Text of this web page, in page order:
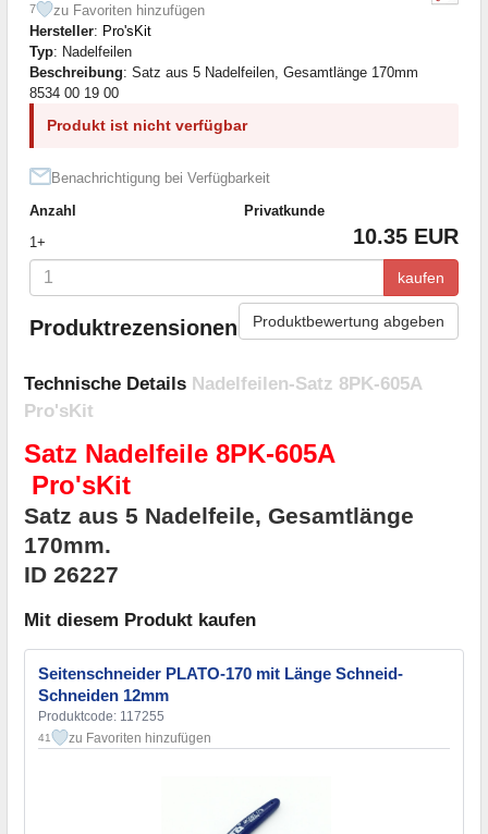
7
zu Favoriten hinzufügen
Hersteller: Pro'sKit
Typ: Nadelfeilen
Beschreibung: Satz aus 5 Nadelfeilen, Gesamtlänge 170mm
8534 00 19 00
Produkt ist nicht verfügbar
Benachrichtigung bei Verfügbarkeit
Anzahl
Privatkunde
1+
10.35 EUR
kaufen
Produktrezensionen Produktbewertung abgeben
Technische Details Nadelfeilen-Satz 8PK-605A
Pro'sKit
Satz Nadelfeile 8PK-605A
Pro'sKit
Satz aus 5 Nadelfeile, Gesamtlänge
170mm.
ID 26227
Mit diesem Produkt kaufen
Seitenschneider PLATO-170 mit Länge Schneid-
Schneiden 12mm
Produktcode: 117255
41 zu Favoriten hinzufügen